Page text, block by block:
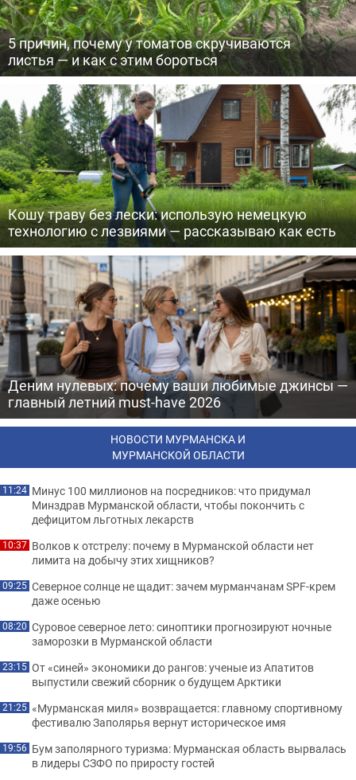
5 причин, почему у томатов скручиваются
листья — и как с этим бороться
Кошу траву без лески: использую немецкую
технологию с лезвиями — рассказываю как есть
Деним нулевых: почему ваши любимые джинсы —
главный летний must-have 2026
НОВОСТИ МУРМАНСКА И
МУРМАНСКОЙ ОБЛАСТИ
11:24 Минус 100 миллионов на посредников: что придумал
Минздрав Мурманской области, чтобы покончить с
дефицитом льготных лекарств
10:37 Волков к отстрелу: почему в Мурманской области нет
лимита на добычу этих хищников?
09:25 Северное солнце не щадит: зачем мурманчанам SPF-крем
даже осенью
08:20 Суровое северное лето: синоптики прогнозируют ночные
заморозки в Мурманской области
23:15 От «синей» экономики до рангов: ученые из Апатитов
выпустили свежий сборник о будущем Арктики
21:25 «Мурманская миля» возвращается: главному спортивному
фестивалю Заполярья вернут историческое имя
19:56 Бум заполярного туризма: Мурманская область вырвалась
в лидеры СЗФО по приросту гостей